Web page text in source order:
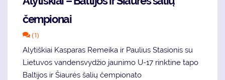
čempionai
(1)
Alytiškiai Kasparas Remeika ir Paulius Stasionis su
Lietuvos vandensvydžio jaunimo U-17 rinktine tapo
Baltijos ir Šiaurės šalių čempionato